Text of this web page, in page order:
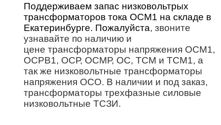
Поддерживаем запас низковольтрых
трансформаторов тока ОСМ1 на складе в
Екатеринбурге. Пожалуйста, звоните
узнавайте по наличию и
цене трансформаторы напряжения ОСМ1,
ОСРВ1, ОСР, ОСМР, ОС, ТСМ и ТСМ1, а
так же низковольтные трансформаторы
напряжения ОСО. В наличии и под заказ,
трансформаторы трехфазные силовые
низковольтные ТСЗИ.